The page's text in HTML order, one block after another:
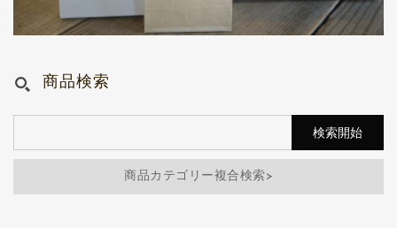
商品検索
商品カテゴリー複合検索>